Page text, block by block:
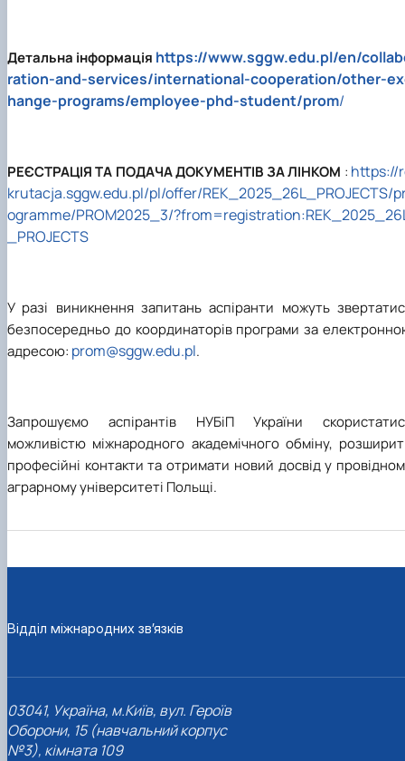
Детальна інформація https://www.sggw.edu.pl/en/
ration-and-services/international-cooperation/other-
hange-programs/employee-phd-student/prom/
РЕЄСТРАЦІЯ ТА ПОДАЧА ДОКУМЕНТІВ ЗА ЛІНКОМ : https://
krutacja.sggw.edu.pl/pl/offer/REK_2025_26L_PROJECTS/
ogramme/PROM2025_3/
_PROJECTS
У разі виникнення запитань аспіранти можуть
безпосередньо до координаторів програми за
адресою: prom@sggw.edu.pl.
Запрошуємо аспірантів НУБіП України
можливістю міжнародного академічного обміну,
професійні контакти та отримати новий досвід у
аграрному університеті Польщі.
Відділ міжнародних зв’язків
03041, Україна, м.Київ, вул. Героїв
Оборони, 15 (навчальний корпус
№3), кімната 109